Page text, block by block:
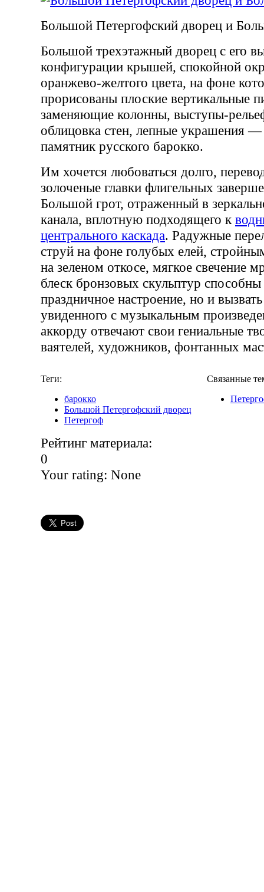
Большой Петергофский дворец и
Большой трехэтажный дворец с его
конфигурации крышей, спокойной
оранжево-желтого цвета, на фоне
прорисованы плоские вертикальные
заменяющие колонны, выступы-
облицовка стен, лепные украшения
памятник русского барокко.
Им хочется любоваться долго,
золоченые главки флигельных
Большой грот, отраженный в
канала, вплотную подходящего к
центрального каскада. Радужные
струй на фоне голубых елей,
на зеленом откосе, мягкое свечение
блеск бронзовых скульптур способны
праздничное настроение, но и
увиденного с музыкальным
аккорду отвечают свои гениальные
ваятелей, художников, фонтанных
Теги:
барокко
Большой Петергофский дворец
Петергоф
Связанные
Рейтинг материала:
0
Your rating: None